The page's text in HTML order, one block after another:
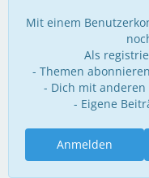
Mit einem
Als
- Themen
- Dich mit
- Eigene
Anmelden